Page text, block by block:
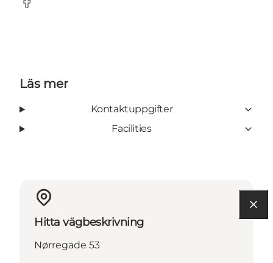
Facebook
Läs mer
Kontaktuppgifter
Facilities
Hitta vägbeskrivning
Nørregade 53